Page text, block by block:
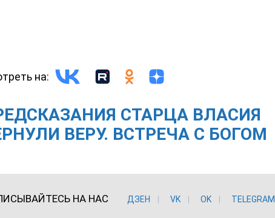
на:
СТАРЦА ВЛАСИЯ
ВЕРУ. ВСТРЕЧА С БОГОМ
НА НАС ДЗЕН VK ОK TELEGRAM